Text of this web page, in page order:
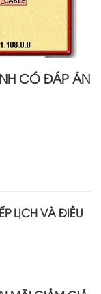
CÓ ĐÁP ÁN
LỊCH VÀ ĐIỀU